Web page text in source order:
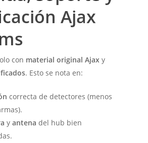
Ajax
con material original Ajax y
. Esto se nota en:
correcta de detectores (menos
yantena del hub bien